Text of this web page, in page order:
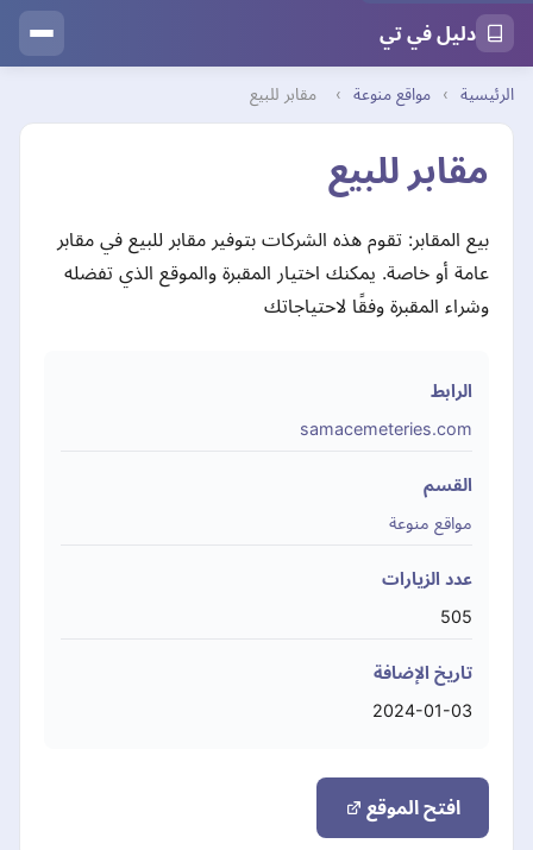
دليل في تي
الرئيسية › مواقع منوعة › مقابر للبيع
مقابر للبيع
بيع المقابر: تقوم هذه الشركات بتوفير مقابر للبيع في مقابر
عامة أو خاصة. يمكنك اختيار المقبرة والموقع الذي تفضله
وشراء المقبرة وفقًا لاحتياجاتك
الرابط
samacemeteries.com
القسم
مواقع منوعة
عدد الزيارات
505
تاريخ الإضافة
2024-01-03
افتح الموقع